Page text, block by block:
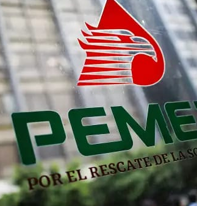
Noticias
Para ti
Contacto